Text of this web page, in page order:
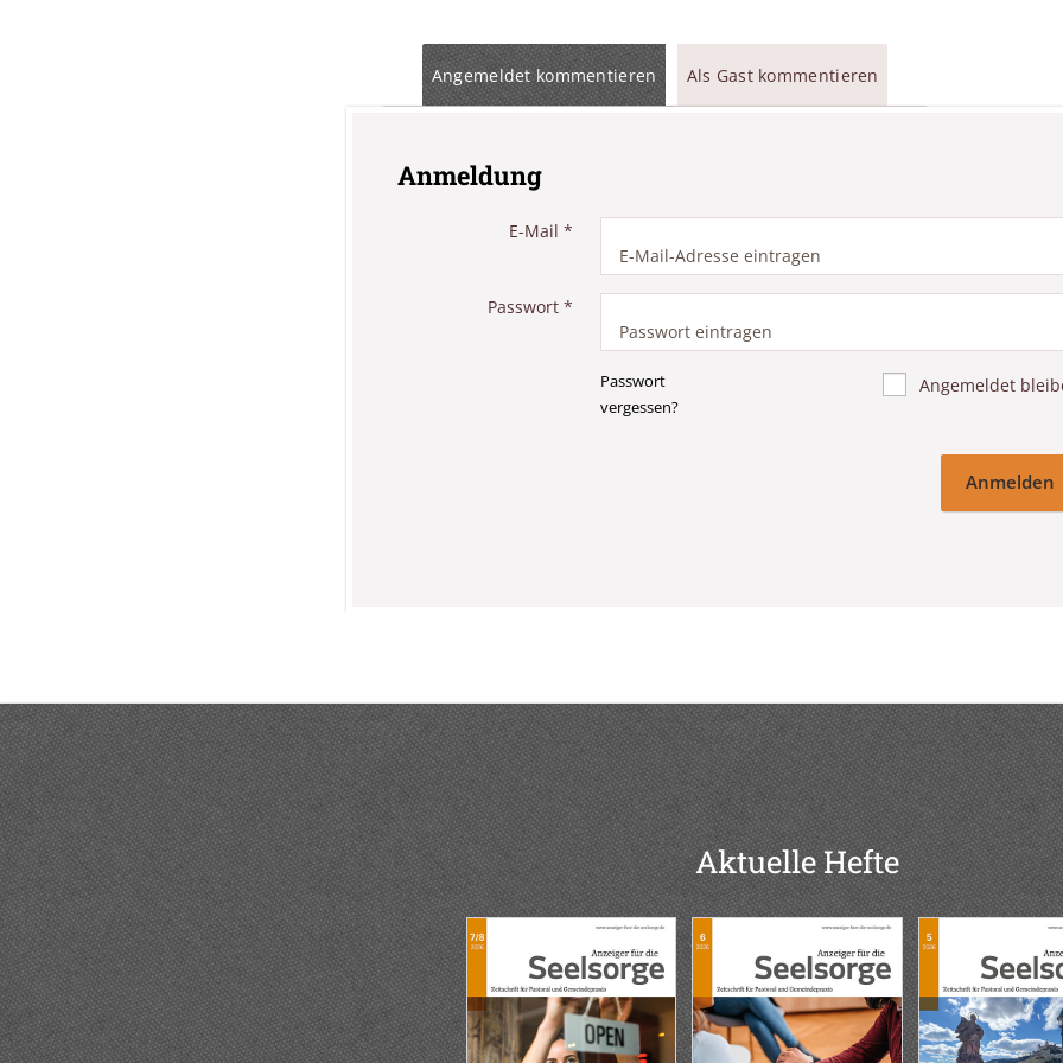
Angemeldet kommentieren Als Gast kommentieren
Anmeldung
E-Mail *
Passwort *
Passwort
vergessen?
Angemeldet
Anmelden
Aktuelle Hefte